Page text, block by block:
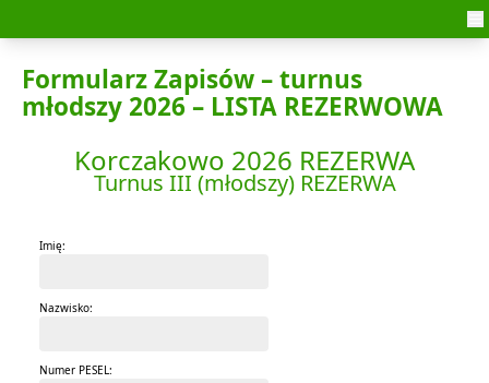
Formularz Zapisów – turnus
młodszy 2026 – LISTA REZERWOWA
Korczakowo 2026 REZERWA
Turnus III (młodszy) REZERWA
Imię:
Nazwisko:
Numer PESEL: